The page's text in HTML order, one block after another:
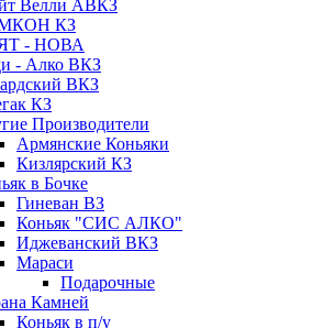
Велли АВКЗ
КЗ
- НОВА
- Алко ВКЗ
ВКЗ
КЗ
Производители
Армянские Коньяки
Кизлярский КЗ
в Бочке
Гиневан ВЗ
Коньяк "СИС АЛКО"
Иджеванский ВКЗ
Мараси
Подарочные
Камней
Коньяк в п/у